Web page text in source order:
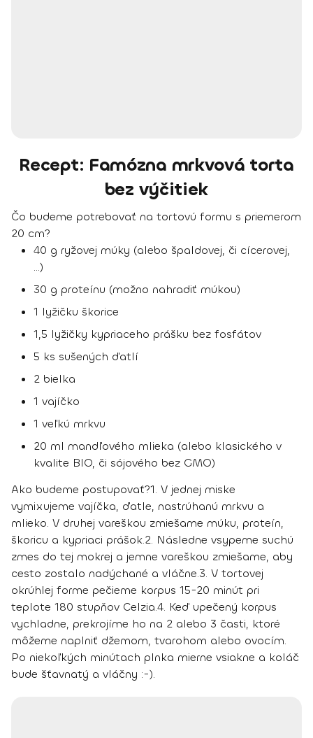
Recept: Famózna mrkvová torta
bez výčitiek
Čo budeme potrebovať na tortovú formu s priemerom
20 cm?
40 g ryžovej múky (alebo špaldovej, či cícerovej,
…)
30 g proteínu (možno nahradiť múkou)
1 lyžičku škorice
1,5 lyžičky kypriaceho prášku bez fosfátov
5 ks sušených ďatlí
2 bielka
1 vajíčko
1 veľkú mrkvu
20 ml mandľového mlieka (alebo klasického v
kvalite BIO, či sójového bez GMO)
Ako budeme postupovať?1. V jednej miske
vymixujeme vajíčka, ďatle, nastrúhanú mrkvu a
mlieko. V druhej vareškou zmiešame múku, proteín,
škoricu a kypriaci prášok.2. Následne vsypeme suchú
zmes do tej mokrej a jemne vareškou zmiešame, aby
cesto zostalo nadýchané a vláčne.3. V tortovej
okrúhlej forme pečieme korpus 15-20 minút pri
teplote 180 stupňov Celzia.4. Keď upečený korpus
vychladne, prekrojíme ho na 2 alebo 3 časti, ktoré
môžeme naplniť džemom, tvarohom alebo ovocím.
Po niekoľkých minútach plnka mierne vsiakne a koláč
bude šťavnatý a vláčny :-).